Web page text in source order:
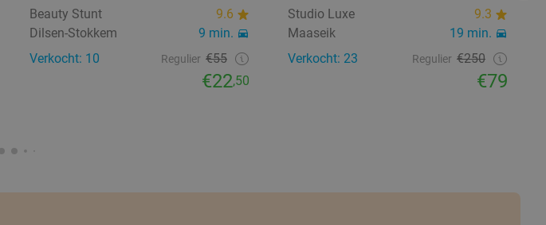
Beauty Stunt
9.6
Dilsen-Stokkem
9 min.
Verkocht: 10
Regulier €55
€22,50
Studio Luxe
9.3
Maaseik
19 min.
Verkocht: 23
Regulier €250
€79